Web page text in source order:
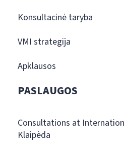
Konsultacinė taryba
VMI strategija
Apklausos
PASLAUGOS
Consultations at
Klaipėda